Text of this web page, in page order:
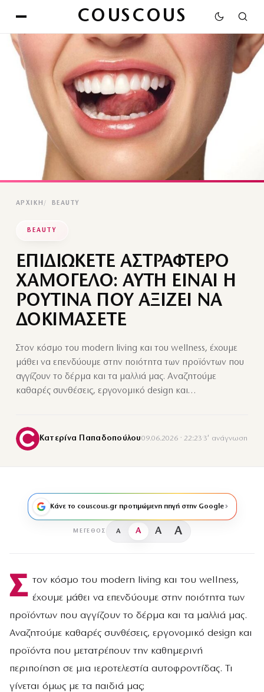
COUSCOUS
ΑΡΧΙΚΉ BEAUTY
BEAUTY
ΕΠΙΔΙΩΚΕΤΕ ΑΣΤΡΑΦΤΕΡΟ
ΧΑΜΟΓΕΛΟ: ΑΥΤΗ ΕΙΝΑΙ Η
ΡΟΥΤΙΝΑ ΠΟΥ ΑΞΙΖΕΙ ΝΑ
ΔΟΚΙΜΑΣΕΤΕ
Στον κόσμο του modern living και του wellness, έχουμε
μάθει να επενδύουμε στην ποιότητα των προϊόντων που
αγγίζουν το δέρμα και τα μαλλιά μας. Αναζητούμε
καθαρές συνθέσεις, εργονομικό design και…
Κατερίνα Παπαδοπούλου09.06.2026 · 22:23·3′ ανάγνωση
Κάνε το couscous.gr προτιμώμενη πηγή στην Google
ΜΈΓΕΘΟΣ A A A A
Σ τον κόσμο του modern living και του wellness,
έχουμε μάθει να επενδύουμε στην ποιότητα των
προϊόντων που αγγίζουν το δέρμα και τα μαλλιά μας.
Αναζητούμε καθαρές συνθέσεις, εργονομικό design και
προϊόντα που μετατρέπουν την καθημερινή
περιποίηση σε μια ιεροτελεστία αυτοφροντίδας. Τι
γίνεται όμως με τα παιδιά μας;